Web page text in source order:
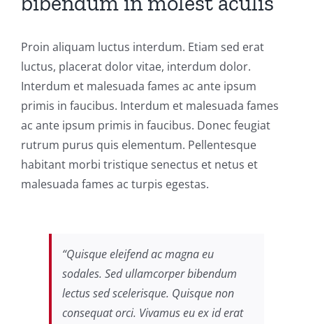
Proin aliquam luctus interdum. Etiam sed erat
luctus, placerat dolor vitae, interdum dolor.
Interdum et malesuada fames ac ante ipsum
primis in faucibus. Interdum et malesuada fames
ac ante ipsum primis in faucibus. Donec feugiat
rutrum purus quis elementum. Pellentesque
habitant morbi tristique senectus et netus et
malesuada fames ac turpis egestas.
“Quisque eleifend ac magna eu
sodales. Sed ullamcorper bibendum
lectus sed scelerisque. Quisque non
consequat orci. Vivamus eu ex id erat